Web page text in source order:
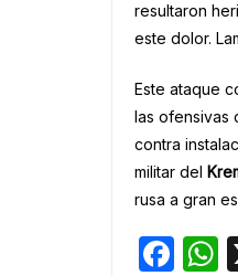
resultaron
este dolor.
Este ataque
las ofensivas
contra
militar del
rusa a gran
F